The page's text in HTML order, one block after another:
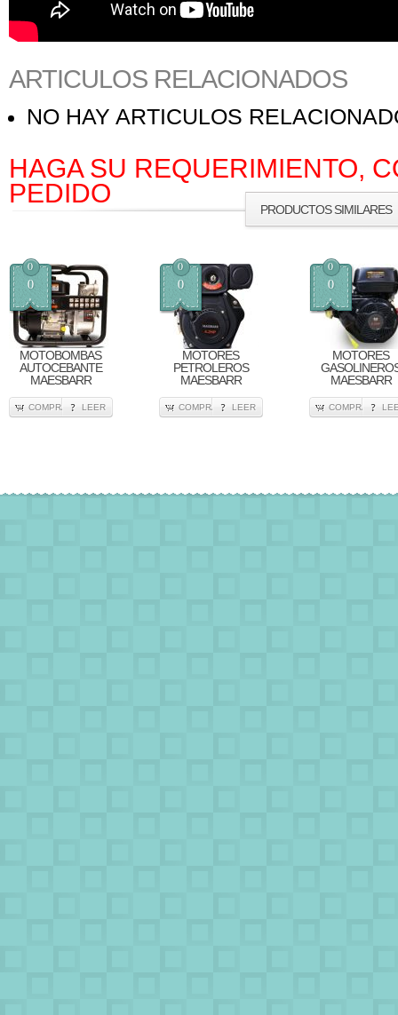
ARTICULOS RELACIONADOS
NO HAY ARTICULOS
HAGA SU REQUERIMIENTO,
PEDIDO
PRODUCTOS SIMILARES
0
0
MOTOBOMBAS
AUTOCEBANTE
MAESBARR
COMPRA LEER
0
0
MOTORES
PETROLEROS
MAESBARR
COMPRA LEER
0
0
MOTORES
MAESBARR
COMPRA